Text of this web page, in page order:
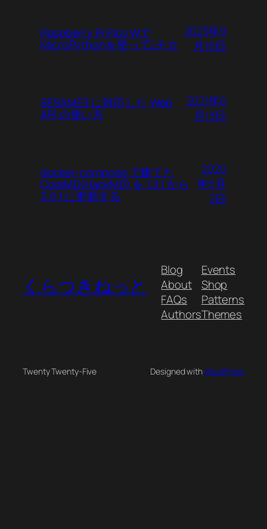
Raspberry Pi Pico Wで
MicroPythonを使ってLチカ
2023年9
月16日
SESAME3 に対応した Web
API の使い方
2021年6
月13日
docker-compose で建てた
CodiMD(HackMD) を 1.3.1 から
2.0.1 に更新する
2020
年5月
2日
くらつきねっと
Blog
About
FAQs
Authors
Events
Shop
Patterns
Themes
Twenty Twenty-Five Designed withWordPress